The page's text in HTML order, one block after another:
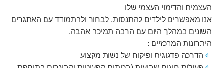
העצמית והדימוי העצמי שלו.
אנו מאפשרים לילדים להתנסות, לבחור ולהתמודד עם האתגרים
השונים במהלך היום עם הרבה תמיכה אהבה.
היתרונות המרכזיים :
הדרכה פדגוגית ופיקוח של נשות מקצוע